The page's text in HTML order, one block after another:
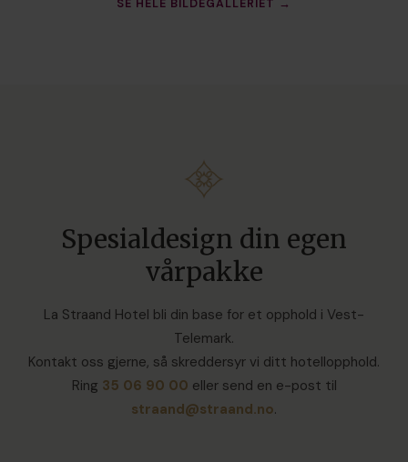
SE HELE BILDEGALLERIET →
Spesialdesign din egen
vårpakke
La Straand Hotel bli din base for et opphold i Vest-
Telemark.
Kontakt oss gjerne, så skreddersyr vi ditt hotellopphold.
Ring 35 06 90 00 eller send en e-post til
straand@straand.no.